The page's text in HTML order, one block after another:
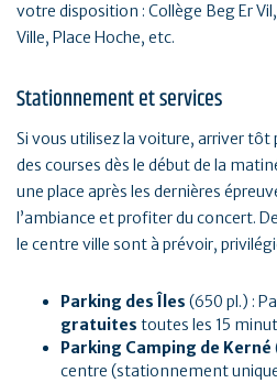
votre disposition : Collège Beg Er
Ville, Place Hoche, etc.
Stationnement et services
Si vous utilisez la voiture, arriver
des courses dès le début de la
une place après les dernières
l’ambiance et profiter du concert.
le centre ville sont à prévoir,
Parking des Îles (650 pl.) :
gratuites toutes les 15
Parking Camping de Kerné
centre (stationnement